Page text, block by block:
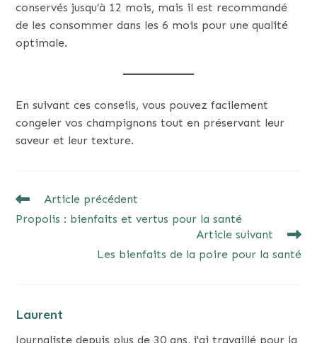
conservés jusqu’à 12 mois, mais il est recommandé
de les consommer dans les 6 mois pour une qualité
optimale.
En suivant ces conseils, vous pouvez facilement
congeler vos champignons tout en préservant leur
saveur et leur texture.
READ
ARTICLES
Article précédent
Propolis : bienfaits et vertus pour la santé
Article suivant
Les bienfaits de la poire pour la santé
Laurent
Journaliste depuis plus de 30 ans, j'ai travaillé pour la